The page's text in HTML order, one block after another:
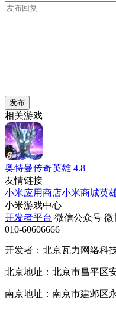
发布
相关游戏
奥特曼传奇英雄 4.8
友情链接
小米应用商店小米商城英
小米游戏中心
开发者平台 微信公众号 微
010-60606666
开发者：北京瓦力网络科
北京地址：北京市昌平区
南京地址：南京市建邺区